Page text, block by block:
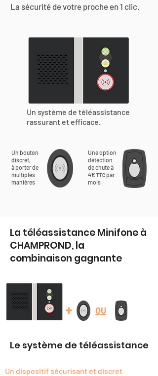
La sécurité de votre proche en 1 clic.
Un système de téléassistance
rassurant et efficace.
Un bouton
discret,
à porter de
multiples
manières
Une option
détection
de chute à
4€ TTC par
mois
La téléassistance Minifone à
CHAMPROND, la
combinaison gagnante
+ OU
Le système de téléassistance
Un dispositif sécurisant et discret